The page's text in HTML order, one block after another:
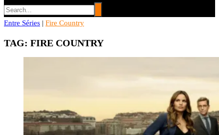
Entre Séries
Entre Séries | Fire Country
TAG: FIRE COUNTRY